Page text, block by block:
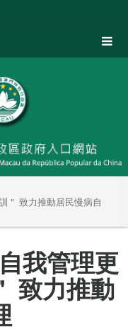
＂ 致力推動居民慢病自
我管理更
致力推動